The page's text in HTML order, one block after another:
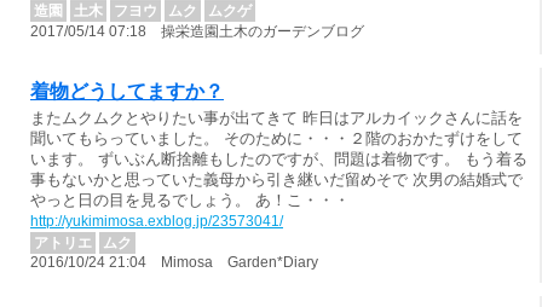
造園
土木 フヨウ ムク
ムクゲ
2017/05/14 07:18 操栄造園土木のガーデンブログ
着物どうしてますか？
またムクムクとやりたい事が出てきて 昨日はアルカイックさんに話を
聞いてもらっていました。 そのために・・・２階のおかたずけをして
います。 ずいぶん断捨離もしたのですが、問題は着物です。 もう着る
事もないかと思っていた義母から引き継いだ留めそで 次男の結婚式で
やっと日の目を見るでしょう。 あ！こ・・・
http://yukimimosa.exblog.jp/23573041/
アトリエ
ムク
2016/10/24 21:04 Mimosa Garden*Diary